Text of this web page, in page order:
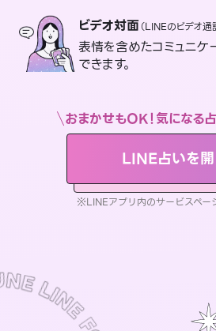
ビデオ対面（LINEのビデオ通
表情を含めたコミュニケ
できます。
おまかせもOK！気になる
LINE占いを
※LINEアプリ内のサービスペー